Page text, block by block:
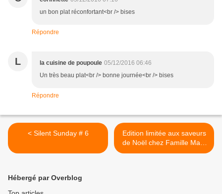
un bon plat réconfortant<br /> bises
Répondre
L la cuisine de poupoule 05/12/2016 06:46
Un très beau plat<br /> bonne journée<br /> bises
Répondre
< Silent Sunday # 6
Edition limitée aux saveurs
de Noël chez Famille Mary
{Concours inside} >
Hébergé par Overblog